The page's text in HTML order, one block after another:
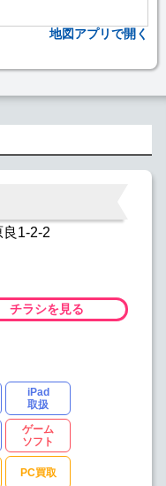
地図アプリで開く
1-2-2
チラシを見る
iPad
取扱
ゲーム
ソフト
PC買取